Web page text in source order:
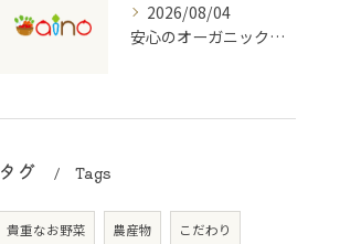
2026/08/04
安心のオーガニック食品を支える宅配のしくみ
タグ Tags
貴重なお野菜 農産物 こだわり